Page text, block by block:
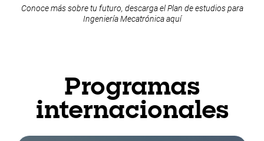
Conoce más sobre tu futuro, descarga el Plan de estudios para
Ingeniería Mecatrónicaaquí
Programas
internacionales